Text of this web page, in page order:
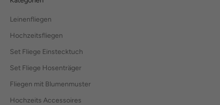
Leinenfliegen
Hochzeitsfliegen
Set Fliege Einstecktuch
Set Fliege Hosenträger
Fliegen mit Blumenmuster
Hochzeits Accessoires